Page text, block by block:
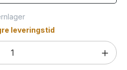
leveringstid